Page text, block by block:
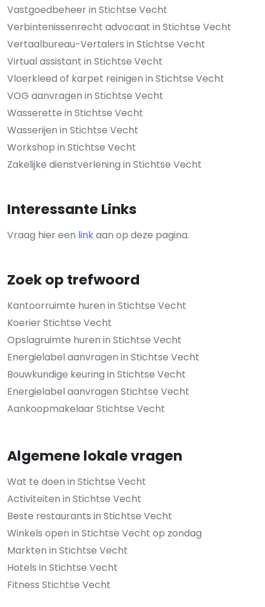
Vastgoedbeheer in Stichtse Vecht
Verbintenissenrecht advocaat in Stichtse Vecht
Vertaalbureau-Vertalers in Stichtse Vecht
Virtual assistant in Stichtse Vecht
Vloerkleed of karpet reinigen in Stichtse Vecht
VOG aanvragen in Stichtse Vecht
Wasserette in Stichtse Vecht
Wasserijen in Stichtse Vecht
Workshop in Stichtse Vecht
Zakelijke dienstverlening in Stichtse Vecht
Interessante Links
Vraag hier een linkaan op deze pagina.
Zoek op trefwoord
Kantoorruimte huren in Stichtse Vecht
Koerier Stichtse Vecht
Opslagruimte huren in Stichtse Vecht
Energielabel aanvragen in Stichtse Vecht
Bouwkundige keuring in Stichtse Vecht
Energielabel aanvragen Stichtse Vecht
Aankoopmakelaar Stichtse Vecht
Algemene lokale vragen
Wat te doen in Stichtse Vecht
Activiteiten in Stichtse Vecht
Beste restaurants in Stichtse Vecht
Winkels open in Stichtse Vecht op zondag
Markten in Stichtse Vecht
Hotels in Stichtse Vecht
Fitness Stichtse Vecht